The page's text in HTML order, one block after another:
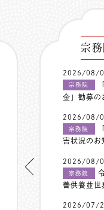
宗務
2026/08/
宗務院
金」勧募の
2026/08/
宗務院
害状況のお
2026/08/
宗務院
善供養並世
2026/07/